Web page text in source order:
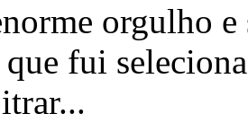
orgulho
fui